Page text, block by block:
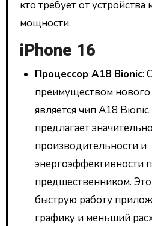
кто требует от
мощности.
iPhone 16
Процессор A18 Bionic:
преимуществом нового
является чип A18
предлагает
производительности и
энергоэффективности
предшественником.
быструю работу
графику и меньший